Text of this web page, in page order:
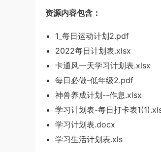
资源内容包含：
1_每日运动计划2.pdf
2022每日计划表.xlsx
卡通风一天学习计划表.xlsx
每日必做-低年级2.pdf
神兽养成计划--作息.xlsx
学习计划表-每日打卡表
学习计划表.docx
学习生活计划表.xls